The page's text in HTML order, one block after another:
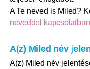
A Te neved is Miled?
neveddel kapcsolatban
A(z) Miled név
A(z) Miled név